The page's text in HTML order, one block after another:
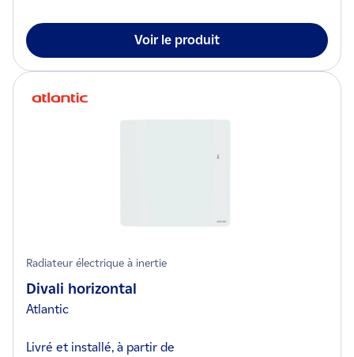
Voir le produit
Radiateur électrique à inertie
Divali horizontal
Atlantic
Livré et installé, à partir de